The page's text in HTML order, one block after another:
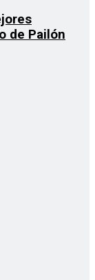
de Pailón